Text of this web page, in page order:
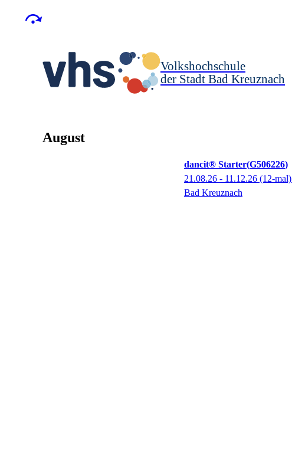
Volkshochschule
der Stadt Bad Kreuznach
August
dancit® Starter G506226
21.08.26 - 11.12.26 (12-mal)
Bad Kreuznach